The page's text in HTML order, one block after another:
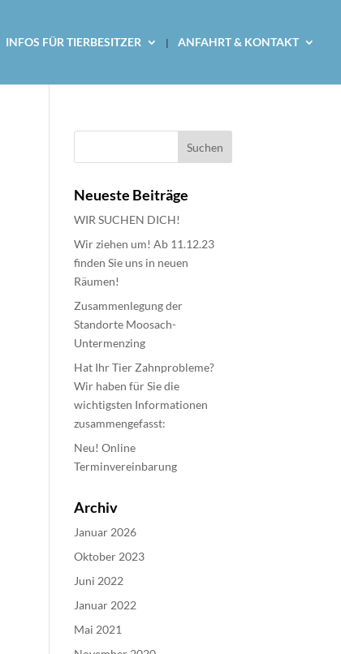
INFOS FÜR TIERBESITZER ANFAHRT & KONTAKT
Neueste Beiträge
WIR SUCHEN DICH!
Wir ziehen um! Ab 11.12.23
finden Sie uns in neuen
Räumen!
Zusammenlegung der
Standorte Moosach-
Untermenzing
Hat Ihr Tier Zahnprobleme?
Wir haben für Sie die
wichtigsten Informationen
zusammengefasst:
Neu! Online
Terminvereinbarung
Archiv
Januar 2026
Oktober 2023
Juni 2022
Januar 2022
Mai 2021